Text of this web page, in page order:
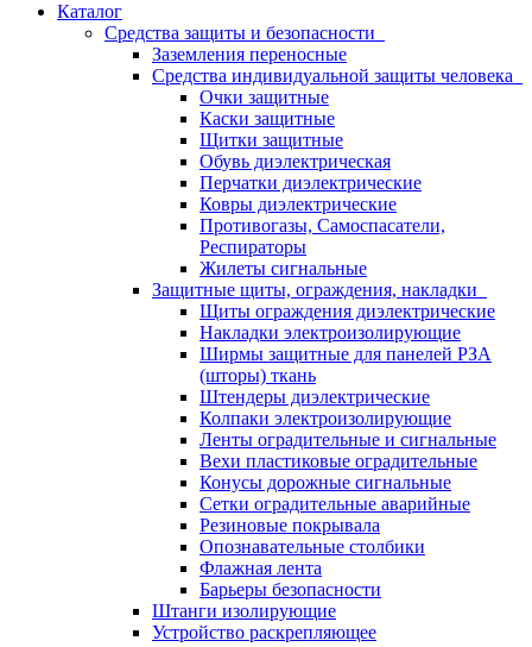
Каталог
Средства защиты и безопасности
Заземления переносные
Средства индивидуальной защиты человека
Очки защитные
Каски защитные
Щитки защитные
Обувь диэлектрическая
Перчатки диэлектрические
Ковры диэлектрические
Противогазы, Самоспасатели,
Респираторы
Жилеты сигнальные
Защитные щиты, ограждения, накладки
Щиты ограждения диэлектрические
Накладки электроизолирующие
Ширмы защитные для панелей РЗА
(шторы) ткань
Штендеры диэлектрические
Колпаки электроизолирующие
Ленты оградительные и сигнальные
Вехи пластиковые оградительные
Конусы дорожные сигнальные
Сетки оградительные аварийные
Резиновые покрывала
Опознавательные столбики
Флажная лента
Барьеры безопасности
Штанги изолирующие
Устройство раскрепляющее